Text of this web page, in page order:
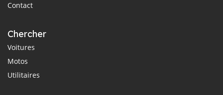
Contact
Chercher
Voitures
Motos
Utilitaires